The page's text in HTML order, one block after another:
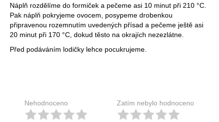
Náplň rozdělíme do formiček a pečeme asi 10 minut při 210 °C.
Pak náplň pokryjeme ovocem, posypeme drobenkou
připravenou rozemnutím uvedených přísad a pečeme ještě asi
20 minut při 170 °C, dokud těsto na okrajích nezezlátne.
Před podáváním lodičky lehce pocukrujeme.
Nehodnoceno Zatím nebylo hodnoceno